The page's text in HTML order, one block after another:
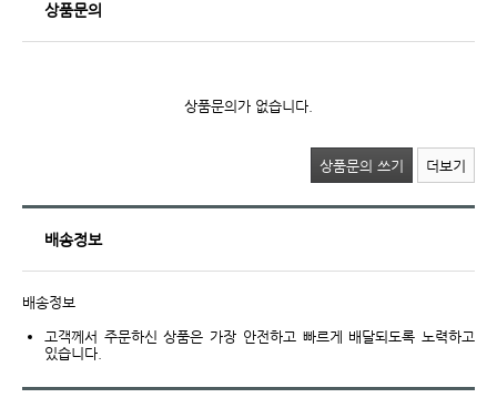
상품문의
상품문의가 없습니다.
상품문의 쓰기 더보기
배송정보
배송정보
고객께서 주문하신 상품은 가장 안전하고 빠르게 배달되도록 노력하고
있습니다.